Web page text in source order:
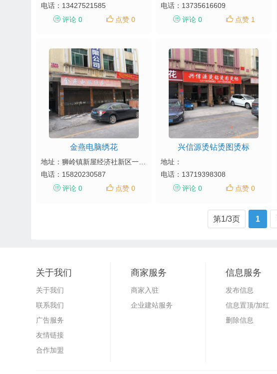
电话： 13427521585
评论 0
点赞 0
电话： 13735616609
评论 0
点赞 1
金燕电脑绣花
电话： 15820230587
评论 0
点赞 0
兴信源烫钻烫图烫标
地址：
电话： 13719398308
评论 0
点赞 0
第1/3页 1
关于我们
关于我们
联系我们
广告服务
友情链接
合作加盟
商家服务
商家入驻
企业建站服务
信息服务
发布信息
信息置顶/加红
删除信息